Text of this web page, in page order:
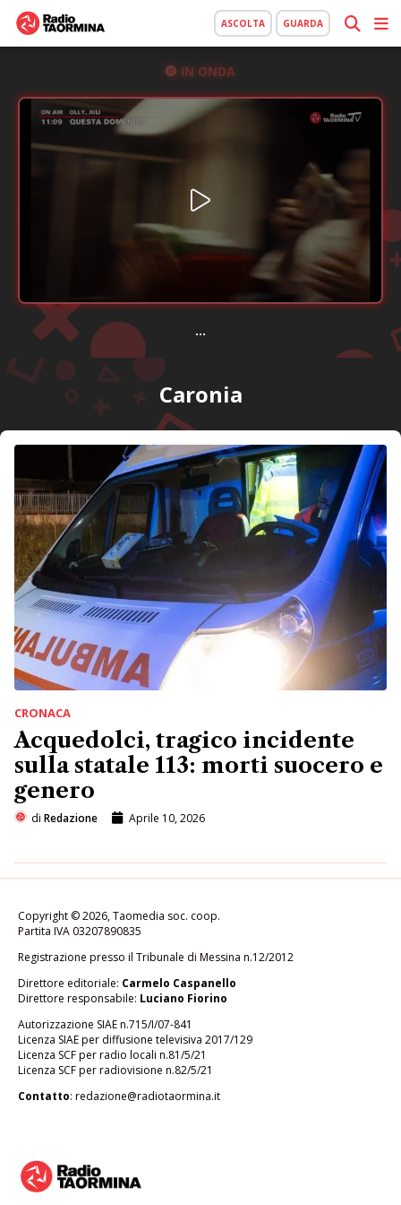
ASCOLTA GUARDA
IN ONDA
...
Caronia
CRONACA
Acquedolci, tragico incidente
sulla statale 113: morti suocero e
genero
di Redazione Aprile 10, 2026
Copyright © 2026, Taomedia soc. coop.
Partita IVA 03207890835
Registrazione presso il Tribunale di Messina n.12/2012
Direttore editoriale: Carmelo Caspanello
Direttore responsabile: Luciano Fiorino
Autorizzazione SIAE n.715/I/07-841
Licenza SIAE per diffusione televisiva 2017/129
Licenza SCF per radio locali n.81/5/21
Licenza SCF per radiovisione n.82/5/21
Contatto: redazione@radiotaormina.it